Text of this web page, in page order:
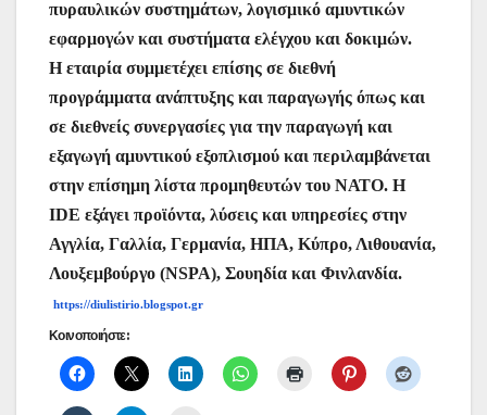
πυραυλικών συστημάτων, λογισμικό αμυντικών
εφαρμογών και συστήματα ελέγχου και δοκιμών.
Η εταιρία συμμετέχει επίσης σε διεθνή
προγράμματα ανάπτυξης και παραγωγής όπως και
σε διεθνείς συνεργασίες για την παραγωγή και
εξαγωγή αμυντικού εξοπλισμού και περιλαμβάνεται
στην επίσημη λίστα προμηθευτών του ΝΑΤΟ. Η
IDE εξάγει προϊόντα, λύσεις και υπηρεσίες στην
Αγγλία, Γαλλία, Γερμανία, ΗΠΑ, Κύπρο, Λιθουανία,
Λουξεμβούργο (NSPA), Σουηδία και Φινλανδία.
https://diulistirio.blogspot.gr
Κοινοποιήστε: